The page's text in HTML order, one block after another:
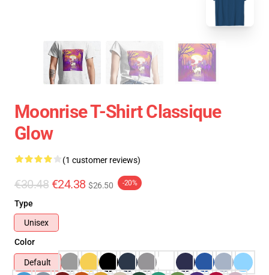
Moonrise T-Shirt Classique
Glow
(1 customer reviews)
€30.48 €24.38 $26.50 -20%
Type
Unisex
Color
Default